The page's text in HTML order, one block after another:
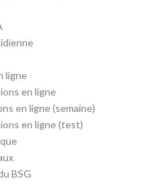
ligne
en ligne
en ligne (semaine)
en ligne (test)
BSG